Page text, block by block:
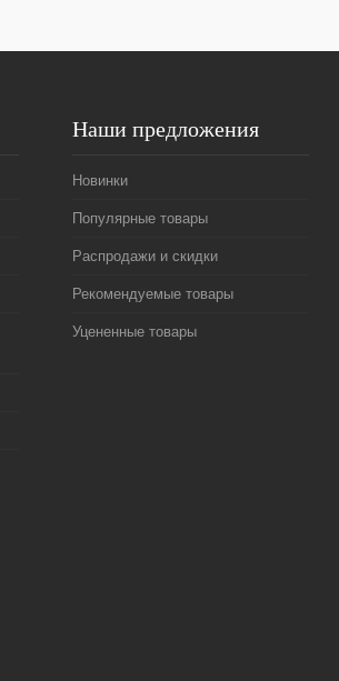
Наши предложения
Новинки
Популярные товары
Распродажи и скидки
Рекомендуемые товары
Уцененные товары